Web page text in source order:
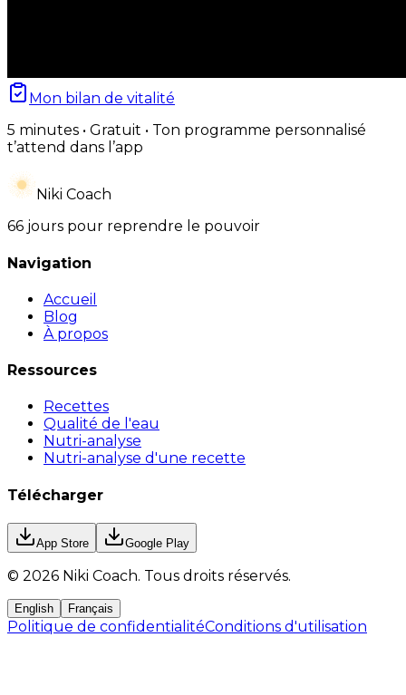
Mon bilan de vitalité
5 minutes • Gratuit • Ton programme personnalisé
t’attend dans l’app
Niki Coach
66 jours pour reprendre le pouvoir
Navigation
Accueil
Blog
À propos
Ressources
Recettes
Qualité de l'eau
Nutri-analyse
Nutri-analyse d'une recette
Télécharger
App Store Google Play
© 2026 Niki Coach. Tous droits réservés.
English Français
Politique de confidentialitéConditions d'utilisation